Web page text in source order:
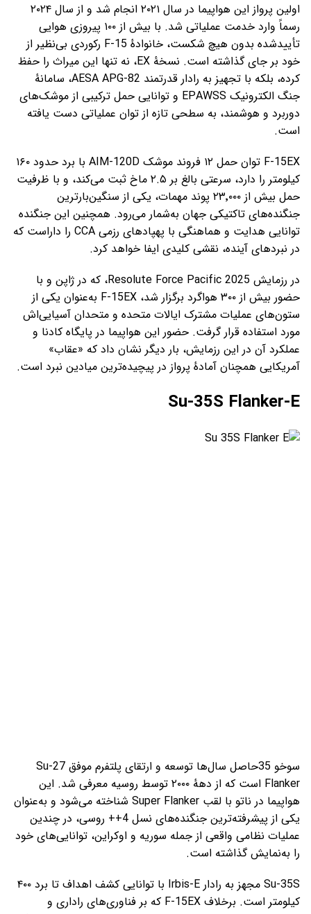
اولین پرواز این هواپیما در سال ۲۰۲۱ انجام شد و از سال ۲۰۲۴
رسماً وارد خدمت عملیاتی شد. با بیش از ۱۰۰ پیروزی هوایی
تأییدشده بدون هیچ شکست، خانوادهٔ F-15 رکوردی بی‌نظیر از
خود بر جای گذاشته است. نسخهٔ EX، نه تنها این میراث را حفظ
کرده، بلکه با تجهیز به رادار قدرتمند AESA APG-82، سامانهٔ
جنگ الکترونیک EPAWSS و توانایی حمل ترکیبی از موشک‌های
دوربرد و هوشمند، به سطحی تازه از توان عملیاتی دست یافته
است.
F-15EX توان حمل ۱۲ فروند موشک AIM-120D با برد حدود ۱۶۰
کیلومتر را دارد، سرعتی بالغ بر ۲.۵ ماخ ثبت می‌کند، و با ظرفیت
حمل بیش از ۲۳٬۰۰۰ پوند مهمات، یکی از سنگین‌بارترین
جنگنده‌های تاکتیکی جهان به‌شمار می‌رود. همچنین این جنگنده
توانایی هدایت و هماهنگی با پهپادهای رزمی CCA را داراست که
در نبردهای آینده، نقشی کلیدی ایفا خواهد کرد.
در رزمایش Resolute Force Pacific 2025، که در ژاپن و با
حضور بیش از ۳۰۰ هواگرد برگزار شد، F-15EX به‌عنوان یکی از
ستون‌های عملیات مشترک ایالات متحده و متحدان آسیایی‌اش
مورد استفاده قرار گرفت. حضور این هواپیما در پایگاه کادنا و
عملکرد آن در این رزمایش، بار دیگر نشان داد که «عقاب»
آمریکایی همچنان آمادهٔ پرواز در پیچیده‌ترین میادین نبرد است.
Su-35S Flanker-E
سوخو 35حاصل سال‌ها توسعه و ارتقای پلتفرم موفق Su-27
Flanker است که از دههٔ ۲۰۰۰ توسط روسیه معرفی شد. این
هواپیما در ناتو با لقب Super Flanker شناخته می‌شود و به‌عنوان
یکی از پیشرفته‌ترین جنگنده‌های نسل 4++ روسی، در چندین
عملیات نظامی واقعی از جمله سوریه و اوکراین، توانایی‌های خود
را به‌نمایش گذاشته است.
Su-35S مجهز به رادار Irbis-E با توانایی کشف اهداف تا برد ۴۰۰
کیلومتر است. برخلاف F-15EX که بر فناوری‌های راداری و